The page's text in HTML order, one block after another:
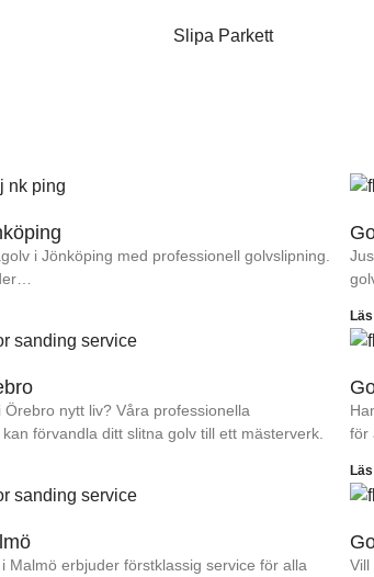
i Jönköping med professionell golvslipning.
nytt liv? Våra professionella
förvandla ditt slitna golv till ett mästerverk.
för
Malmö erbjuder förstklassig service för alla
Vill